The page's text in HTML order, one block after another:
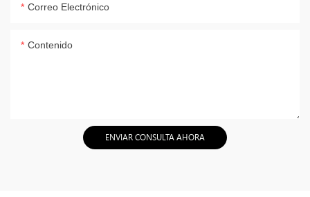
Correo Electrónico
Contenido
ENVIAR CONSULTA AHORA